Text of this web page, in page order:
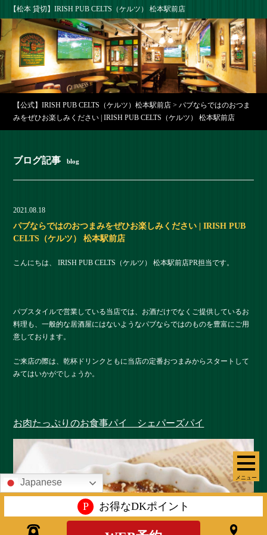
【松本 貸切】IRISH PUB CELTS（ケルツ） 松本駅前店
メニュー
【公式】IRISH PUB CELTS（ケルツ）松本駅前店 >パブならではのおつま
みをぜひお楽しみください | IRISH PUB CELTS（ケルツ） 松本駅前店
ブログ記事 blog
2021.08.18
パブならではのおつまみをぜひお楽しみください | IRISH PUB
CELTS（ケルツ） 松本駅前店
こんにちは、 IRISH PUB CELTS（ケルツ） 松本駅前店PR担当です。
パブスタイルで営業している当店では、お酒だけでなくご提供しているお
料理も、一般的な居酒屋にはないようなパブならではのものを豊富にご用
意しております。
ご来店の際は、乾杯ドリンクともに当店の定番おつまみからスタートして
みてはいかがでしょうか。
お肉たっぷりのお食事パイ シェパーズパイ
Japanese
P お得なDKポイント